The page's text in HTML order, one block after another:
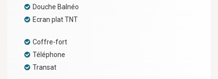
Douche Balnéo
Ecran plat TNT
Coffre-fort
Téléphone
Transat